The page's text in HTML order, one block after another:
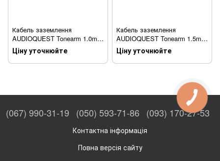
Кабель заземлення
AUDIOQUEST Tonearm 1.0m
SATURN Ground Goody
Ціну уточнюйте
Кабель заземлення
AUDIOQUEST Tonearm 1.5m
SATURN Ground Goody
Ціну уточнюйте
(067) 990-31-19 (050) 593-71-86 (093) 170-27-53
Контактна інформація
Повна версія сайту